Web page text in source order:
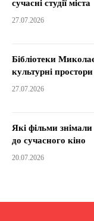
сучасні студії міста
27.07.2026
Бібліотеки
культурні простори
27.07.2026
Які фільми
до сучасного кіно
20.07.2026